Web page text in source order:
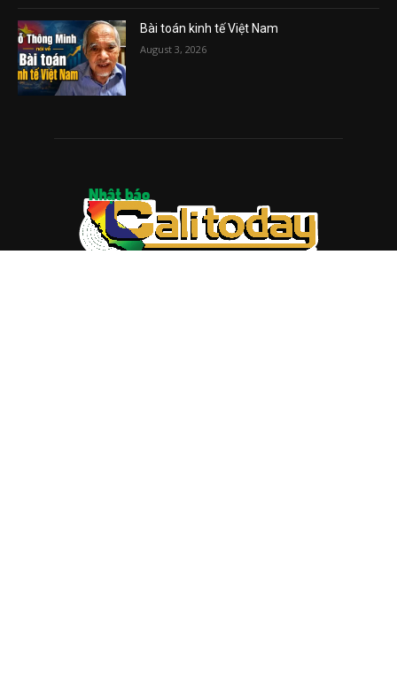
Bài toán kinh tế Việt Nam
August 3, 2026